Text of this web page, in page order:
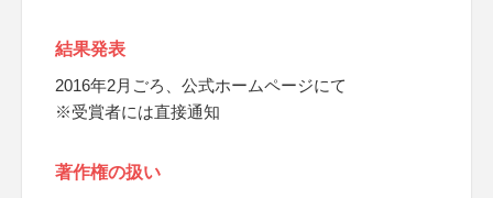
結果発表
2016年2月ごろ、公式ホームページにて
※受賞者には直接通知
著作権の扱い